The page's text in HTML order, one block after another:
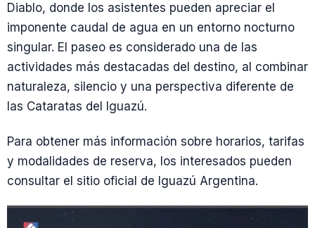
Diablo, donde los asistentes pueden apreciar el
imponente caudal de agua en un entorno nocturno
singular. El paseo es considerado una de las
actividades más destacadas del destino, al combinar
naturaleza, silencio y una perspectiva diferente de
las Cataratas del Iguazú.
Para obtener más información sobre horarios, tarifas
y modalidades de reserva, los interesados pueden
consultar el sitio oficial de Iguazú Argentina.